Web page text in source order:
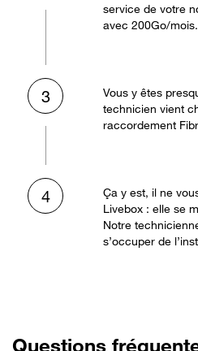
service de votre
avec 200Go/mois.
3
Vous y êtes
technicien vient
raccordement
4
Ça y est, il ne
Livebox : elle se
Notre
s’occuper de
Questions